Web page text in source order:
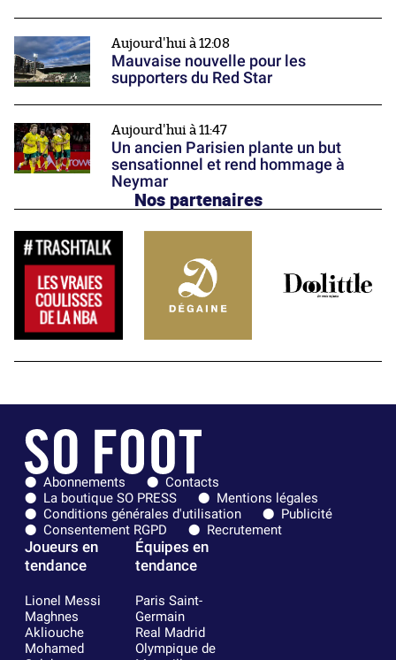
Aujourd'hui à 12:08
Mauvaise nouvelle pour les
supporters du Red Star
Aujourd'hui à 11:47
Un ancien Parisien plante un but
sensationnel et rend hommage à
Neymar
Nos partenaires
Abonnements
Contacts
La boutique SO PRESS
Mentions légales
Conditions générales d'utilisation
Publicité
Consentement RGPD
Recrutement
Joueurs en
tendance
Lionel Messi
Maghnes
Akliouche
Mohamed
Équipes en
tendance
Paris Saint-
Germain
Real Madrid
Olympique de